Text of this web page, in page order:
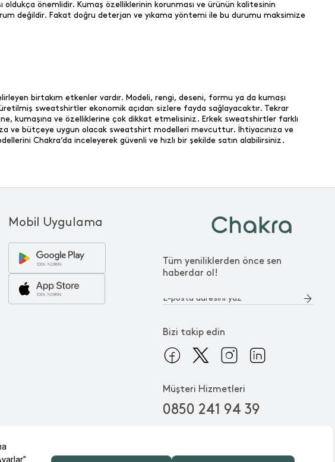
önemlidir. Kumaş özelliklerinin korunması ve ürünün kalitesinin
değildir. Fakat doğru deterjan ve yıkama yöntemi ile bu durumu maksimize
birtakım etkenler vardır. Modeli, rengi, deseni, formu ya da kumaşı
sweatshirtler ekonomik açıdan sizlere fayda sağlayacaktır. Tekrar
kumaşına ve özelliklerine çok dikkat etmelisiniz. Erkek sweatshirtler farklı
ve bütçeye uygun olacak sweatshirt modelleri mevcuttur. İhtiyacınıza ve
Chakra’da inceleyerek güvenli ve hızlı bir şekilde satın alabilirsiniz.
Tüm yeniliklerden önce sen
haberdar ol!
Bizi takip edin
Müşteri Hizmetleri
0850 241 94 39
Mobil Uygulama